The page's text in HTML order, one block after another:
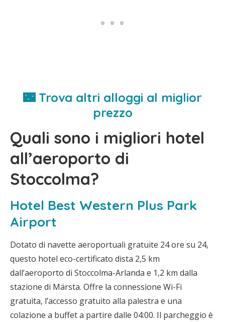
🌃 Trova altri alloggi al miglior
prezzo
Quali sono i migliori hotel
all’aeroporto di
Stoccolma?
Hotel Best Western Plus Park
Airport
Dotato di navette aeroportuali gratuite 24 ore su 24,
questo hotel eco-certificato dista 2,5 km
dall’aeroporto di Stoccolma-Arlanda e 1,2 km dalla
stazione di Märsta. Offre la connessione Wi-Fi
gratuita, l’accesso gratuito alla palestra e una
colazione a buffet a partire dalle 04:00. Il parcheggio è